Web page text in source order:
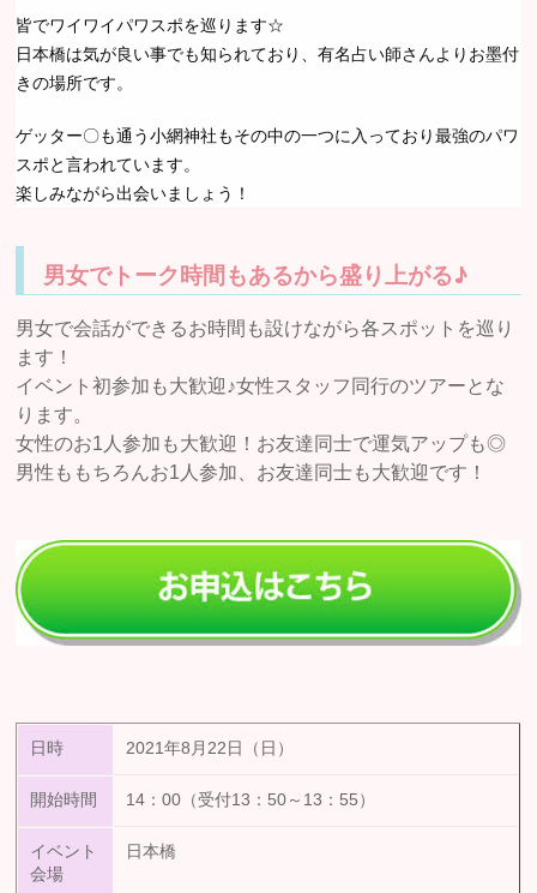
皆でワイワイパワスポを巡ります☆
日本橋は気が良い事でも知られており、有名占い師さんよりお墨付
きの場所です。
ゲッター〇も通う小網神社もその中の一つに入っており最強のパワ
スポと言われています。
楽しみながら出会いましょう！
男女でトーク時間もあるから盛り上がる♪
男女で会話ができるお時間も設けながら各スポットを巡り
ます！
イベント初参加も大歓迎♪女性スタッフ同行のツアーとな
ります。
女性のお1人参加も大歓迎！お友達同士で運気アップも◎
男性ももちろんお1人参加、お友達同士も大歓迎です！
日時 2021年8月22日（日）
開始時間 14：00（受付13：50～13：55）
イベント
会場
日本橋